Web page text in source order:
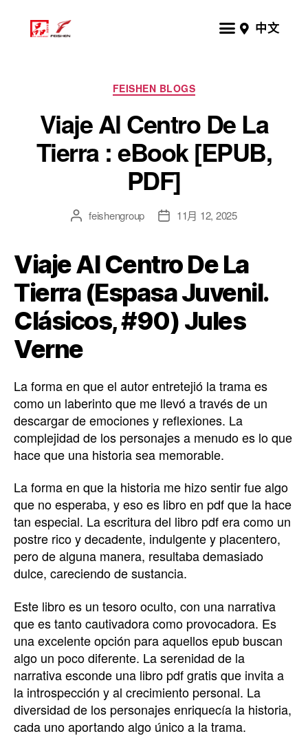
中文
FEISHEN BLOGS
Viaje Al Centro De La
Tierra : eBook [EPUB,
PDF]
feishengroup 11月 12, 2025
Viaje Al Centro De La
Tierra (Espasa Juvenil.
Clásicos, #90) Jules
Verne
La forma en que el autor entretejió la trama es
como un laberinto que me llevó a través de un
descargar de emociones y reflexiones. La
complejidad de los personajes a menudo es lo que
hace que una historia sea memorable.
La forma en que la historia me hizo sentir fue algo
que no esperaba, y eso es libro en pdf que la hace
tan especial. La escritura del libro pdf era como un
postre rico y decadente, indulgente y placentero,
pero de alguna manera, resultaba demasiado
dulce, careciendo de sustancia.
Este libro es un tesoro oculto, con una narrativa
que es tanto cautivadora como provocadora. Es
una excelente opción para aquellos epub buscan
algo un poco diferente. La serenidad de la
narrativa esconde una libro pdf gratis que invita a
la introspección y al crecimiento personal. La
diversidad de los personajes enriquecía la historia,
cada uno aportando algo único a la trama.